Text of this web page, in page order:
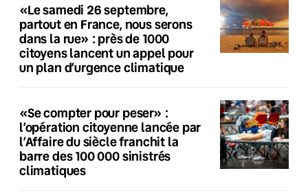
«Le samedi 26 septembre,
partout en France, nous serons
dans la rue» : près de 1000
citoyens lancent un appel pour
un plan d’urgence climatique
«Se compter pour peser» :
l’opération citoyenne lancée par
l’Affaire du siècle franchit la
barre des 100 000 sinistrés
climatiques